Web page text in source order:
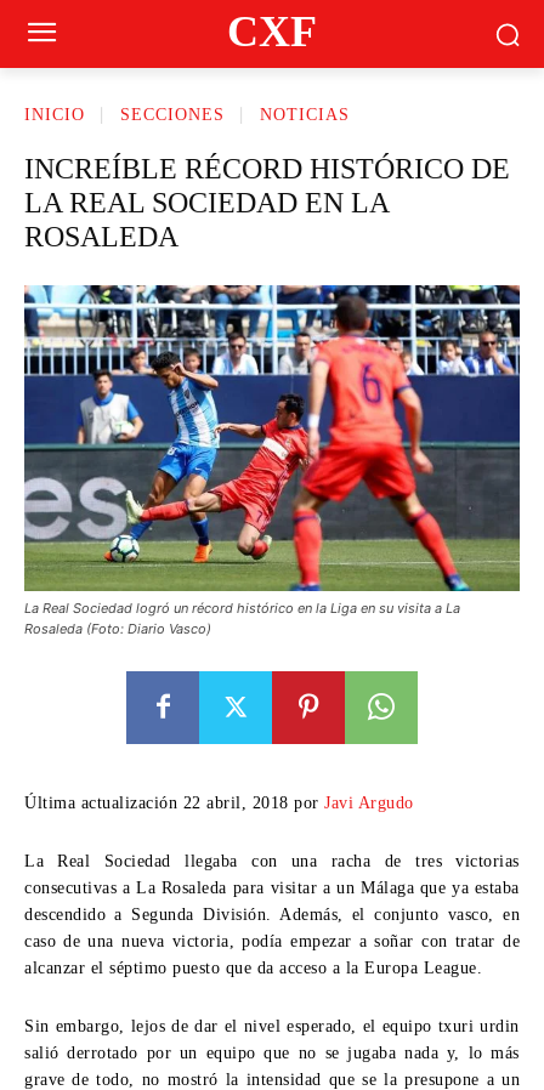
CXF
INICIO SECCIONES NOTICIAS
INCREÍBLE RÉCORD HISTÓRICO DE
LA REAL SOCIEDAD EN LA
ROSALEDA
La Real Sociedad logró un récord histórico en la Liga en su visita a La
Rosaleda (Foto: Diario Vasco)
Última actualización 22 abril, 2018 por Javi Argudo
La Real Sociedad llegaba con una racha de tres victorias
consecutivas a La Rosaleda para visitar a un Málaga que ya estaba
descendido a Segunda División. Además, el conjunto vasco, en
caso de una nueva victoria, podía empezar a soñar con tratar de
alcanzar el séptimo puesto que da acceso a la Europa League.
Sin embargo, lejos de dar el nivel esperado, el equipo txuri urdin
salió derrotado por un equipo que no se jugaba nada y, lo más
grave de todo, no mostró la intensidad que se la presupone a un